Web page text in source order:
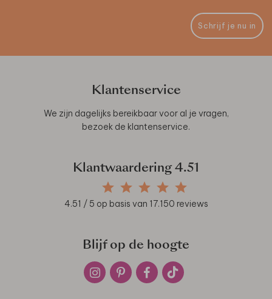
Schrijf je nu in
Klantenservice
We zijn dagelijks bereikbaar voor al je vragen,
bezoek de klantenservice.
Klantwaardering 4.51
4.51 / 5 op basis van 17.150 reviews
Blijf op de hoogte